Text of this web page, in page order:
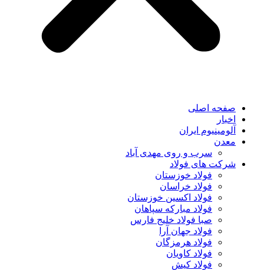
صفحه اصلی
اخبار
آلومینیوم ایران
معدن
سرب و روی مهدی آباد
شرکت های فولاد
فولاد خوزستان
فولاد خراسان
فولاد اکسین خوزستان
فولاد مبارکه سپاهان
صبا فولاد خلیج فارس
فولاد جهان آرا
فولاد هرمزگان
فولاد کاویان
فولاد کیش